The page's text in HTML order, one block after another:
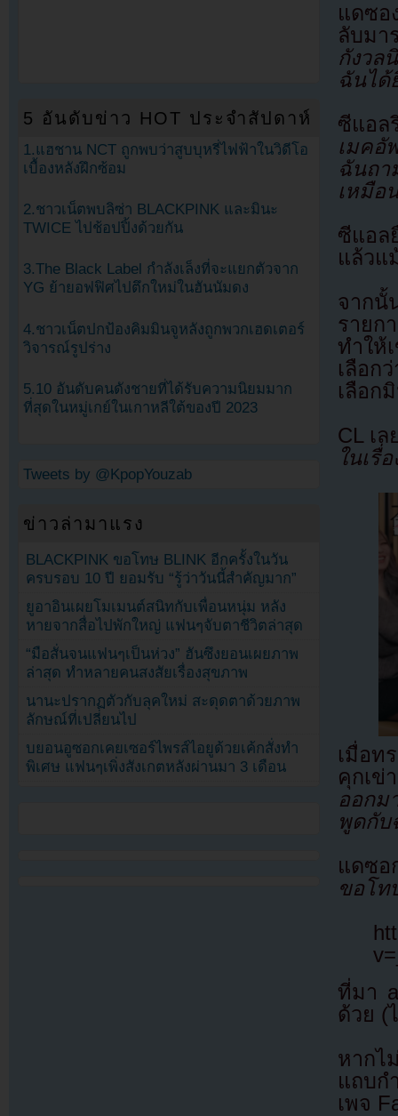
แดซอ
ลับมา
กังวล
ฉันได้
ซีแอล
เมคอั
ฉันถา
เหมือ
ซีแอล
แล้วแ
จากนั้
รายก
ทำให้
เลือก
เลือก
CL เ
ในเรื่
เมื่อท
คุกเข่
ออกม
พูดกับ
แดซอ
ขอโท
ที่มา
ด้วย (
หากไ
แถบก
เพจ
5 อันดับข่าว HOT ประจำสัปดาห์
1.แฮชาน NCT ถูกพบว่าสูบบุหรี่ไฟฟ้าในวิดีโอ
เบื้องหลังฝึกซ้อม
2.ชาวเน็ตพบลิซ่า BLACKPINK และมินะ
TWICE ไปช้อปปิ้งด้วยกัน
3.The Black Label กำลังเล็งที่จะแยกตัวจาก
YG ย้ายอฟฟิศไปตึกใหม่ในฮันนัมดง
4.ชาวเน็ตปกป้องคิมมินจูหลังถูกพวกเฮดเตอร์
วิจารณ์รูปร่าง
5.10 อันดับคนดังชายที่ได้รับความนิยมมาก
ที่สุดในหมู่เกย์ในเกาหลีใต้ของปี 2023
Tweets by @KpopYouzab
ข่าวล่ามาแรง
BLACKPINK ขอโทษ BLINK อีกครั้งในวัน
ครบรอบ 10 ปี ยอมรับ “รู้ว่าวันนี้สำคัญมาก”
ยูอาอินเผยโมเมนต์สนิทกับเพื่อนหนุ่ม หลัง
หายจากสื่อไปพักใหญ่ แฟนๆจับตาชีวิตล่าสุด
“มือสั่นจนแฟนๆเป็นห่วง” ฮันซึงยอนเผยภาพ
ล่าสุด ทำหลายคนสงสัยเรื่องสุขภาพ
นานะปรากฏตัวกับลุคใหม่ สะดุดตาด้วยภาพ
ลักษณ์ที่เปลี่ยนไป
บยอนอูซอกเคยเซอร์ไพรส์ไอยูด้วยเค้กสั่งทำ
พิเศษ แฟนๆเพิ่งสังเกตหลังผ่านมา 3 เดือน